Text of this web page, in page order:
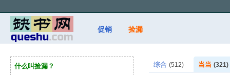
促销 捡漏
什么叫捡漏？
综合 (512) 当当 (321)